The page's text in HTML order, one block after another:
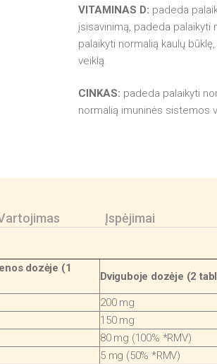
VITAMINAS D: padeda
įsisavinimą, padeda
palaikyti normalią kaulų
veiklą.
CINKAS: padeda palaikyti
normalią imuninės sistemos
Įspėjimai
dozėje (1
Dviguboje dozėje (2
200 mg
150 mg
80 mg (100% *RMV)
5 mg (50% *RMV)